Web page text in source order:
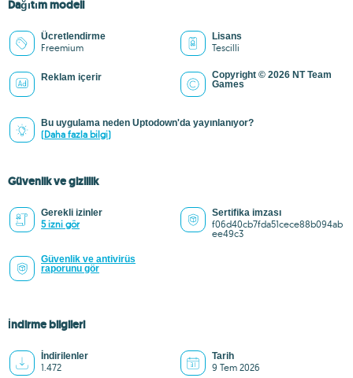
Dağıtım modeli
Ücretlendirme
Freemium
Lisans
Tescilli
Reklam içerir
Copyright © 2026 NT Team
Games
Bu uygulama neden Uptodown'da yayınlanıyor?
(Daha fazla bilgi)
Güvenlik ve gizlilik
Gerekli izinler
5 izni gör
Sertifika imzası
f06d40cb7fda51cece88b094ab
ee49c3
Güvenlik ve antivirüs
raporunu gör
İndirme bilgileri
İndirilenler
1.472
Tarih
9 Tem 2026